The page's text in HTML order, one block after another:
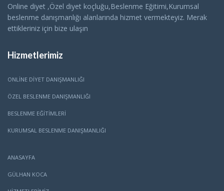
Online diyet ,Özel diyet koçluğu,Beslenme Eğitimi,Kurumsal
beslenme danışmanlığı alanlarında hizmet vermekteyiz. Merak
ettikleriniz için bize ulaşın
Hizmetlerimiz
ONLINE DIYET DANIŞMANLIĞI
ÖZEL BESLENME DANIŞMANLIĞI
BESLENME EĞITIMLERI
KURUMSAL BESLENME DANIŞMANLIĞI
ANASAYFA
GÜLHAN KOCA